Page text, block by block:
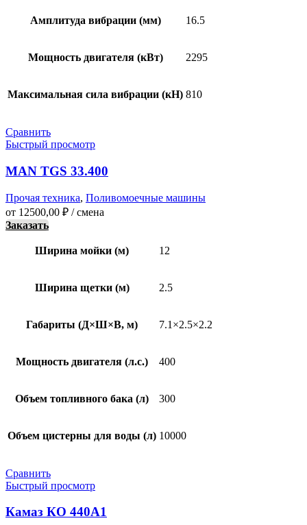
Амплитуда вибрации (мм) 16.5
Мощность двигателя (кВт) 2295
Максимальная сила вибрации (кН) 810
Сравнить
Быстрый просмотр
MAN TGS 33.400
Прочая техника, Поливомоечные машины
от 12500,00 ₽ / смена
Заказать
Ширина мойки (м) 12
Ширина щетки (м) 2.5
Габариты (Д×Ш×В, м) 7.1×2.5×2.2
Мощность двигателя (л.с.) 400
Объем топливного бака (л) 300
Объем цистерны для воды (л) 10000
Сравнить
Быстрый просмотр
Камаз КО 440А1